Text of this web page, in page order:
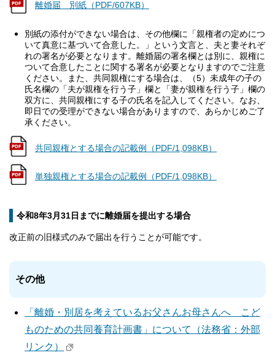
離婚届 別紙（PDF/607KB）
別紙の添付ができない場合は、その他欄に「親権者の定めにつ
いて真意に基づいて合意した。」という文言と、夫と妻それぞ
れの署名が必要となります。離婚届の署名欄とは別に、親権に
ついて合意したことに関する署名が必要となりますのでご注意
ください。また、共同親権にする場合は、（5）未成年の子の
氏名欄の「夫が親権を行う子」欄と「妻が親権を行う子」欄の
双方に、共同親権にする子の氏名を記入してください。なお、
即日での受理ができない場合がありますので、あらかじめご了
承ください。
共同親権とする場合の記載例（PDF/1,098KB）
単独親権とする場合の記載例（PDF/1,098KB）
令和8年3月31日までに離婚届を提出する場合
改正前の旧様式のみで届出を行うことが可能です。
その他
「離婚・別居を考えているお父さんお母さんへ こど
ものための共同養育計画書」について（法務省：外部
リンク）